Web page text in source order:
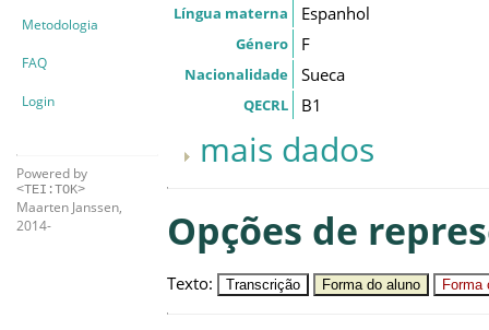
Metodologia
FAQ
Login
Powered by
<TEI:TOK>
Maarten Janssen,
2014-
Língua materna Espanhol
Género F
Nacionalidade Sueca
QECRL B1
mais dados
Opções de
Texto: Transcrição Forma do aluno Forma